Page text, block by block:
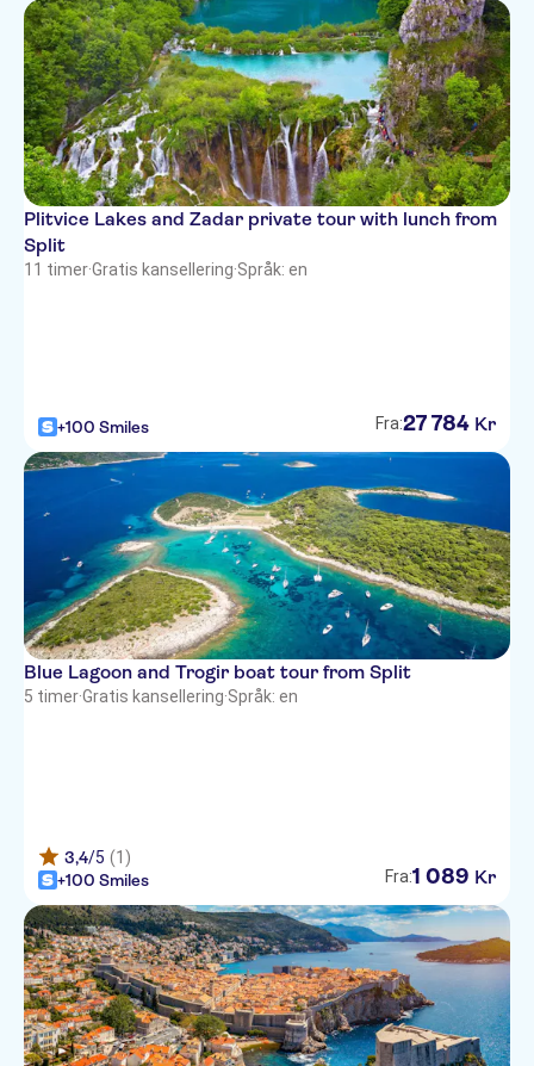
Plitvice Lakes and Zadar private tour with lunch from
Split
11 timer·Gratis kansellering·Språk: en
+100 Smiles Fra:27 784 Kr
Blue Lagoon and Trogir boat tour from Split
5 timer·Gratis kansellering·Språk: en
3,4/5 (1)
+100 Smiles
Fra:1 089 Kr